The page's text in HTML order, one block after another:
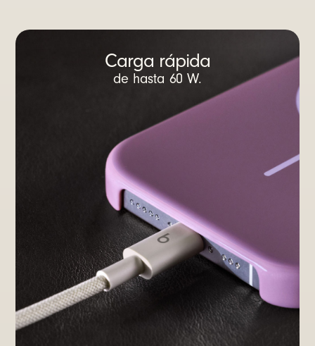
Carga rápida
de hasta 60 W.